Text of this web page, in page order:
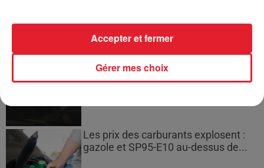
Bouches-du-Rhône : les ossements
de deux militaires disparus...
Les prix des carburants explosent :
gazole et SP95-E10 au-dessus de...
Gérer mes choix
Accepter et fermer